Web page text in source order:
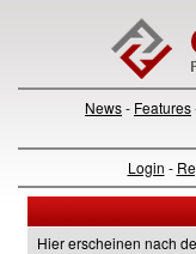
News- Features
Login -
Hier erscheinen nach